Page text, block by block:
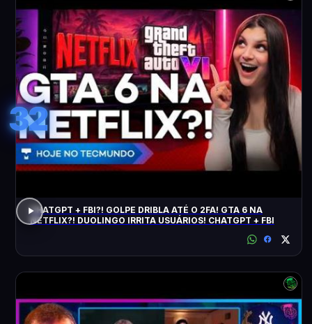
32
CHATGPT + FBI?! GOLPE DRIBLA ATÉ O 2FA! GTA 6 NA
NETFLIX?! DUOLINGO IRRITA USUÁRIOS! CHATGPT + FBI